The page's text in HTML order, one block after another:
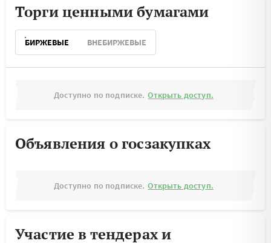
Торги ценными бумагами
БИРЖЕВЫЕ ВНЕБИРЖЕВЫЕ
Доступно по подписке. Открыть доступ.
Объявления о госзакупках
Доступно по подписке. Открыть доступ.
Участие в тендерах и